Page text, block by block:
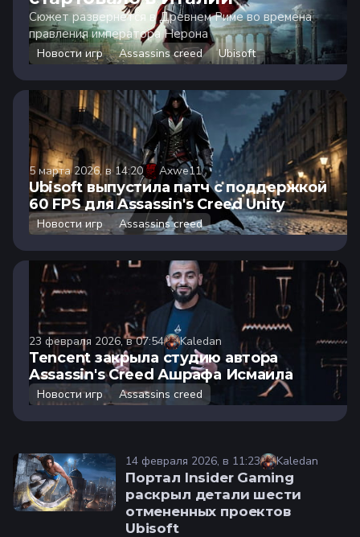
Сюжет развернется в Древнем Риме во времена
правления императора Нерона
Новости игр Assassins creed Ubisoft
5 марта 2026, в 14:20 Axwe11
Ubisoft выпустила патч с поддержкой
60 FPS для Assassin's Creed Unity
Новости игр Assassins creed
23 февраля 2026, в 07:54 Kaledan
Tencent закрыла студию автора
Assassin's Creed Ашрафа Исмаила
Новости игр Assassins creed
14 февраля 2026, в 11:23 Kaledan
Портал Insider Gaming
раскрыл детали шести
отмененных проектов
Ubisoft